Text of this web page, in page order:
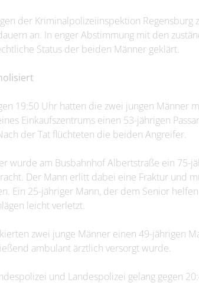
der Kriminalpolizeiinspektion Regensburg
an. In enger Abstimmung mit den
Status der beiden Männer geklärt.
19:50 Uhr hatten die zwei jungen Männer
Einkaufszentrums einen 53-jährigen
der Tat flüchteten die beiden Angreifer.
wurde am Busbahnhof Albertstraße ein 75-
Der Mann erlitt dabei eine Fraktur und
Ein 25-jähriger Mann, der dem Senior
leicht verletzt.
zwei junge Männer einen 49-jährigen
ambulant ärztlich versorgt wurde.
und Landespolizei gelang gegen